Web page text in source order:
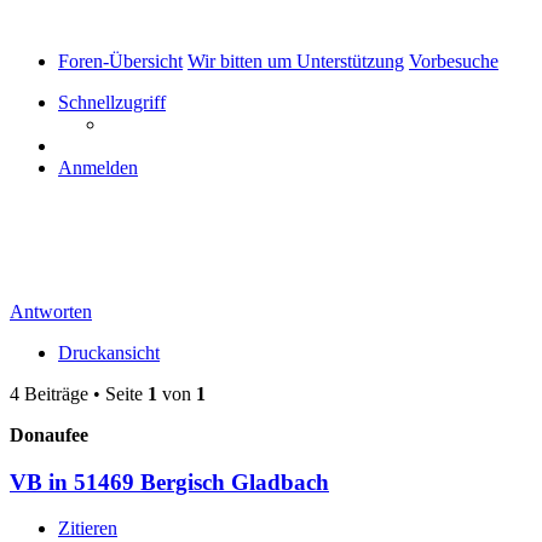
Foren-Übersicht Wir bitten um Unterstützung Vorbesuche
Schnellzugriff
Anmelden
Antworten
Druckansicht
4 Beiträge • Seite 1 von 1
Donaufee
VB in 51469 Bergisch Gladbach
Zitieren